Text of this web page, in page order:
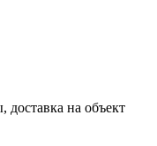
доставка на объект